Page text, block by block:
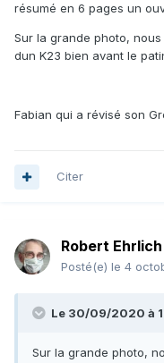
résumé en 6 pages un
Sur la grande photo,
dun K23 bien avant le
Fabian qui a révisé son
Citer
Robert Ehrlich
Posté(e) le 4
Le 30/09/2020 à
Sur la grande photo,